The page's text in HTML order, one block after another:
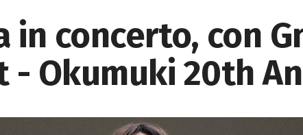
in concerto, con
- Okumuki 20th